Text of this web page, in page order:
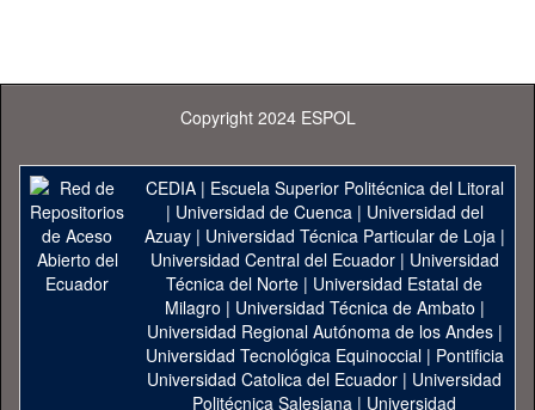
Copyright 2024 ESPOL
CEDIA| Escuela Superior Politécnica del Litoral
| Universidad de Cuenca| Universidad del
Azuay| Universidad Técnica Particular de Loja|
Universidad Central del Ecuador| Universidad
Técnica del Norte | Universidad Estatal de
Milagro | Universidad Técnica de Ambato |
Universidad Regional Autónoma de los Andes|
Universidad Tecnológica Equinoccial| Pontificia
Universidad Catolica del Ecuador | Universidad
Politécnica Salesiana | Universidad